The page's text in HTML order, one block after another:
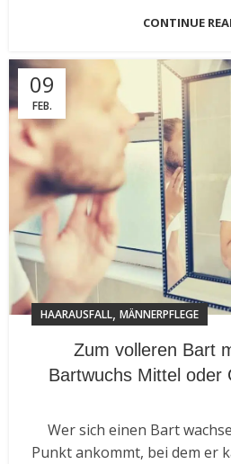
CONTINUE
09
FEB.
HAARAUSFALL, MÄNNERPFLEGE
Zum volleren Bart
Bartwuchs Mittel oder
Wer sich einen Bart
Punkt ankommt, bei dem er